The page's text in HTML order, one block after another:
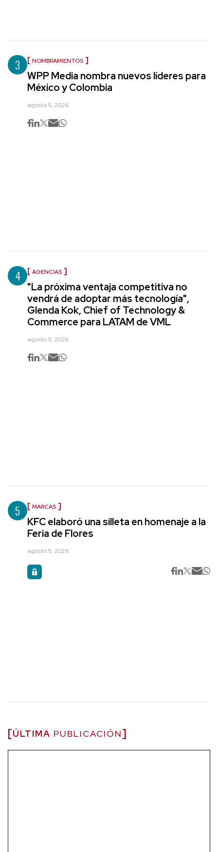
3 NOMBRAMIENTOS
WPP Media nombra nuevos líderes para
México y Colombia
agosto 5, 2026
4 AGENCIAS
"La próxima ventaja competitiva no
vendrá de adoptar más tecnología",
Glenda Kok, Chief of Technology &
Commerce para LATAM de VML
agosto 5, 2026
5 MARCAS
KFC elaboró una silleta en homenaje a la
Feria de Flores
agosto 5, 2026
ÚLTIMA PUBLICACIÓN